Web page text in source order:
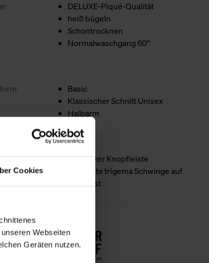
Cookies
Webseiten
Geräten nutzen.
DELUXE-Piqué-Qualität
heiß bügeln
Schontrocknen
Normalwaschgang 60°
Basic
Klassischer Schnitt Unisex
Halbarm
Mit kurzer Knopfleiste
Gestickte trigema Schwinge auf
der Brust